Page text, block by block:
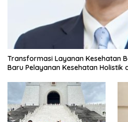
Transformasi Layanan Kesehatan
Baru Pelayanan Kesehatan Holistik